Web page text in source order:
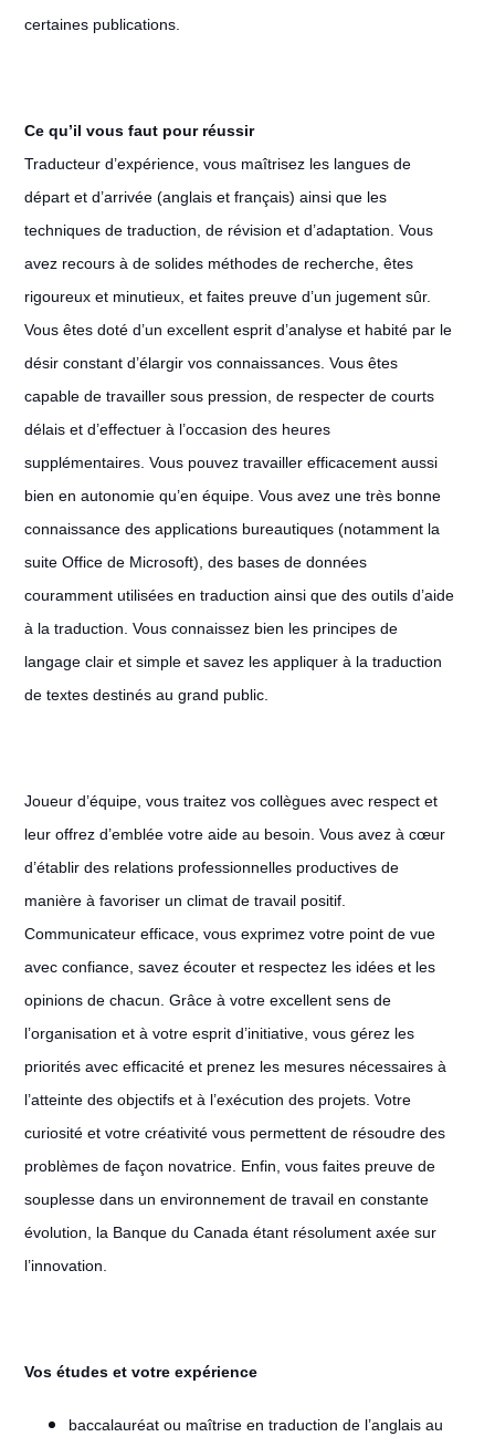
certaines publications.
Ce qu’il vous faut pour réussir
Traducteur d’expérience, vous maîtrisez les langues de
départ et d’arrivée (anglais et français) ainsi que les
techniques de traduction, de révision et d’adaptation. Vous
avez recours à de solides méthodes de recherche, êtes
rigoureux et minutieux, et faites preuve d’un jugement sûr.
Vous êtes doté d’un excellent esprit d’analyse et habité par le
désir constant d’élargir vos connaissances. Vous êtes
capable de travailler sous pression, de respecter de courts
délais et d’effectuer à l’occasion des heures
supplémentaires. Vous pouvez travailler efficacement aussi
bien en autonomie qu’en équipe. Vous avez une très bonne
connaissance des applications bureautiques (notamment la
suite Office de Microsoft), des bases de données
couramment utilisées en traduction ainsi que des outils d’aide
à la traduction. Vous connaissez bien les principes de
langage clair et simple et savez les appliquer à la traduction
de textes destinés au grand public.
Joueur d’équipe, vous traitez vos collègues avec respect et
leur offrez d’emblée votre aide au besoin. Vous avez à cœur
d’établir des relations professionnelles productives de
manière à favoriser un climat de travail positif.
Communicateur efficace, vous exprimez votre point de vue
avec confiance, savez écouter et respectez les idées et les
opinions de chacun. Grâce à votre excellent sens de
l’organisation et à votre esprit d’initiative, vous gérez les
priorités avec efficacité et prenez les mesures nécessaires à
l’atteinte des objectifs et à l’exécution des projets. Votre
curiosité et votre créativité vous permettent de résoudre des
problèmes de façon novatrice. Enfin, vous faites preuve de
souplesse dans un environnement de travail en constante
évolution, la Banque du Canada étant résolument axée sur
l’innovation.
Vos études et votre expérience
baccalauréat ou maîtrise en traduction de l’anglais au